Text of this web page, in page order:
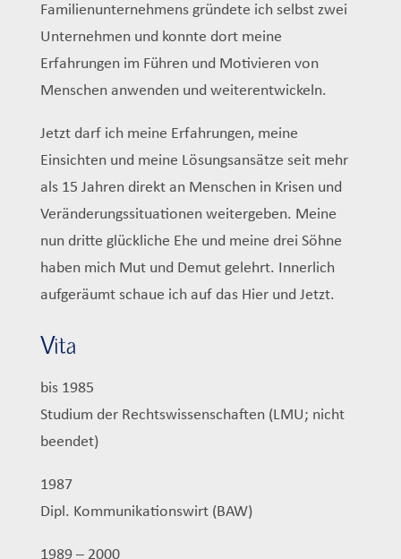
Familienunternehmens gründete ich selbst zwei
Unternehmen und konnte dort meine
Erfahrungen im Führen und Motivieren von
Menschen anwenden und weiterentwickeln.
Jetzt darf ich meine Erfahrungen, meine
Einsichten und meine Lösungsansätze seit mehr
als 15 Jahren direkt an Menschen in Krisen und
Veränderungssituationen weitergeben. Meine
nun dritte glückliche Ehe und meine drei Söhne
haben mich Mut und Demut gelehrt. Innerlich
aufgeräumt schaue ich auf das Hier und Jetzt.
Vita
bis 1985
Studium der Rechtswissenschaften (LMU; nicht
beendet)
1987
Dipl. Kommunikationswirt (BAW)
1989 – 2000